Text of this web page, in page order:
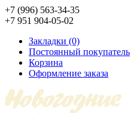
+7 (996) 563-34-35
+7 951 904-05-02
Закладки (0)
Постоянный покупатель
Корзина
Оформление заказа